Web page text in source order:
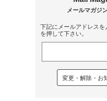
下記にメールアドレスを
を押して下さい。
変更・解除・お